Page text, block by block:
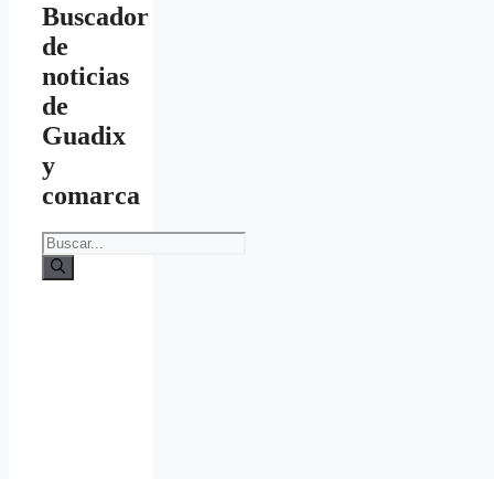
Buscador
de
noticias
de
Guadix
y
comarca
Buscar: